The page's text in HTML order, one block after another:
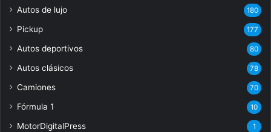
Autos de lujo 180
Pickup 177
Autos deportivos 80
Autos clásicos 78
Camiones 70
Fórmula 1 10
MotorDigitalPress 1